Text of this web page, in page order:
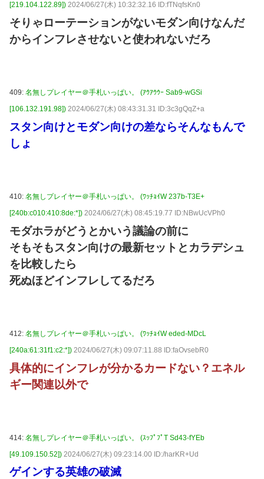
[219.104.122.89]) 2024/06/27(木) 10:32:32.16 ID:fTNqfsKn0
そりゃローテーションがないモダン向けなんだ
からインフレさせないと使われないだろ
409: 名無しプレイヤー＠手札いっぱい。 (ｱｳｱｳｳｰ Sab9-wGSi
[106.132.191.98]) 2024/06/27(木) 08:43:31.31 ID:3c3gQqZ+a
スタン向けとモダン向けの差ならそんなもんで
しょ
410: 名無しプレイヤー＠手札いっぱい。 (ﾜｯﾁｮｲW 237b-T3E+
[240b:c010:410:8de:*]) 2024/06/27(木) 08:45:19.77 ID:NBwUcVPh0
モダホラがどうとかいう議論の前に
そもそもスタン向けの最新セットとカラデシュ
を比較したら
死ぬほどインフレしてるだろ
412: 名無しプレイヤー＠手札いっぱい。 (ﾜｯﾁｮｲW eded-MDcL
[240a:61:31f1:c2:*]) 2024/06/27(木) 09:07:11.88 ID:faOvsebR0
具体的にインフレが分かるカードない？エネル
ギー関連以外で
414: 名無しプレイヤー＠手札いっぱい。 (ｽｯﾌﾟﾌﾟT Sd43-fYEb
[49.109.150.52]) 2024/06/27(木) 09:23:14.00 ID:/harKR+Ud
ゲインする英雄の破滅